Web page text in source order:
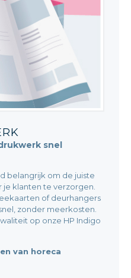
snel
belangrijk om de juiste
klanten te verzorgen.
of deurhangers
zonder meerkosten.
op onze HP Indigo
van horeca